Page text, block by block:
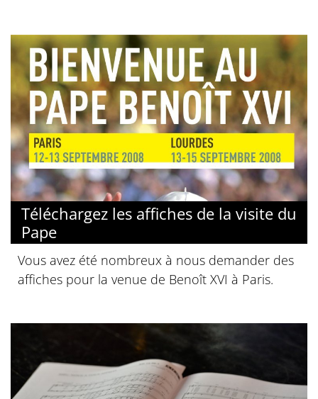
Téléchargez les affiches de la visite du
Pape
Vous avez été nombreux à nous demander des
affiches pour la venue de Benoît XVI à Paris.